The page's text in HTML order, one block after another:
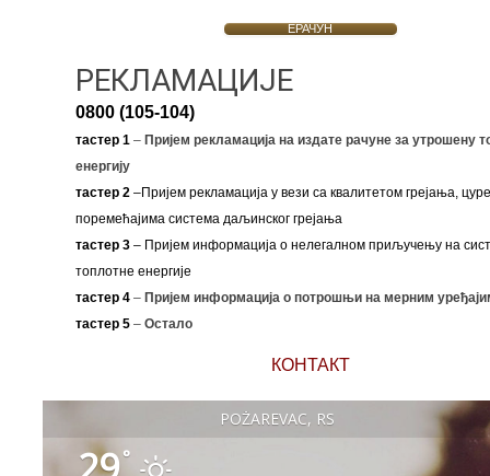
ЕРАЧУН
РЕКЛАМАЦИЈЕ
0800 (105-104)
тастер 1–Пријем рекламација на издате рачуне за утрошену
енергију
тастер 2–Пријем рекламација у вези са квалитетом грејања,
поремећајима система даљинског грејања
тастер 3– Пријем информација о нелегалном приључењу на
топлотне енергије
тастер 4 – Пријем информација о потрошњи на мерним
тастер 5 – Остало
КОНТАКТ
POŽAREVAC, RS
°